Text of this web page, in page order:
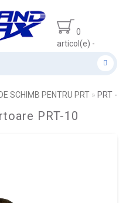
0
articol(e) -
SCHIMB PENTRU PRT PRT -
PRT-10